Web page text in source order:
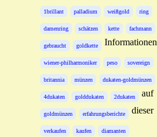
1brillant palladium weißgold ring
damenring schätzen kette fachmann
gebraucht goldkette
wiener-philharmoniker peso sovereign
britannia münzen dukaten-goldmünzen
4dukaten golddukaten 2dukaten
goldmünzen erfahrungsberichte
verkaufen kaufen diamanten
Informationen
auf
dieser